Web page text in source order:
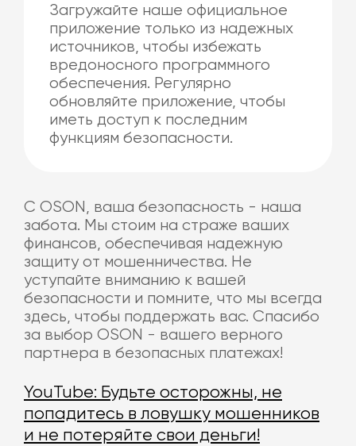
Загружайте наше официальное
приложение только из надежных
источников, чтобы избежать
вредоносного программного
обеспечения. Регулярно
обновляйте приложение, чтобы
иметь доступ к последним
функциям безопасности.
С OSON, ваша безопасность - наша
забота. Мы стоим на страже ваших
финансов, обеспечивая надежную
защиту от мошенничества. Не
уступайте вниманию к вашей
безопасности и помните, что мы всегда
здесь, чтобы поддержать вас. Спасибо
за выбор OSON - вашего верного
партнера в безопасных платежах!
YouTube: Будьте осторожны, не
попадитесь в ловушку мошенников
и не потеряйте свои деньги!